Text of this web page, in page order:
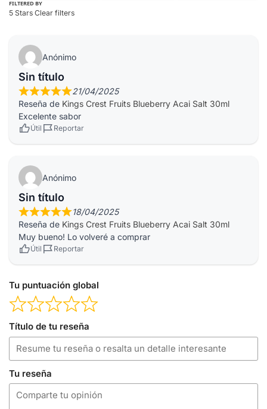
FILTERED BY
5 Stars Clear filters
Anónimo
Sin título
21/04/2025
Reseña de Kings Crest Fruits Blueberry Acai Salt 30ml
Excelente sabor
Útil Reportar
Anónimo
Sin título
18/04/2025
Reseña de Kings Crest Fruits Blueberry Acai Salt 30ml
Muy bueno! Lo volveré a comprar
Útil Reportar
Tu puntuación global
Título de tu reseña
Tu reseña